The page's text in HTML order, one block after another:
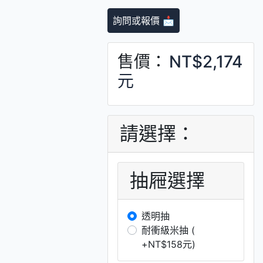
詢問或報價 📩
售價： NT$2,174
元
請選擇：
抽屜選擇
透明抽
耐衝級米抽 (
+NT$158元)